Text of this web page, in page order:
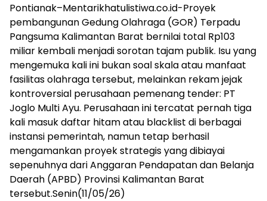
Pontianak–Mentarikhatulistiwa.co.id-Proyek
pembangunan Gedung Olahraga (GOR) Terpadu
Pangsuma Kalimantan Barat bernilai total Rp103
miliar kembali menjadi sorotan tajam publik. Isu yang
mengemuka kali ini bukan soal skala atau manfaat
fasilitas olahraga tersebut, melainkan rekam jejak
kontroversial perusahaan pemenang tender: PT
Joglo Multi Ayu. Perusahaan ini tercatat pernah tiga
kali masuk daftar hitam atau blacklist di berbagai
instansi pemerintah, namun tetap berhasil
mengamankan proyek strategis yang dibiayai
sepenuhnya dari Anggaran Pendapatan dan Belanja
Daerah (APBD) Provinsi Kalimantan Barat
tersebut.Senin(11/05/26)